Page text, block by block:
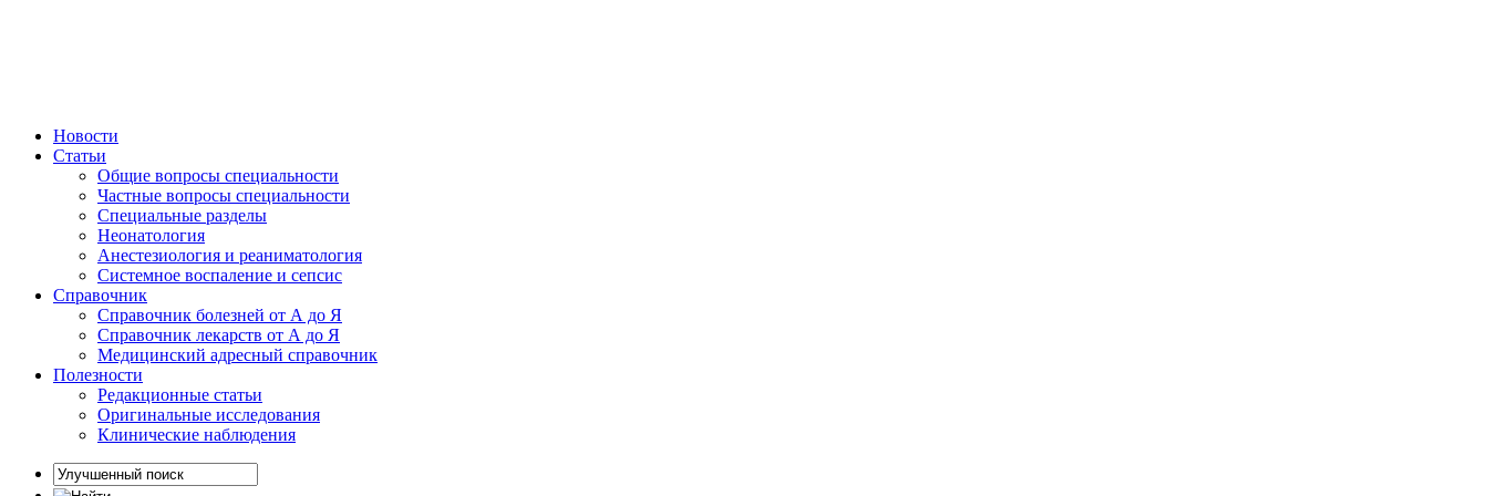
Новости
Статьи
Общие вопросы специальности
Частные вопросы специальности
Специальные разделы
Неонатология
Анестезиология и реаниматология
Системное воспаление и сепсис
Справочник
Справочник болезней от А до Я
Справочник лекарств от А до Я
Медицинский адресный справочник
Полезности
Редакционные статьи
Оригинальные исследования
Клинические наблюдения